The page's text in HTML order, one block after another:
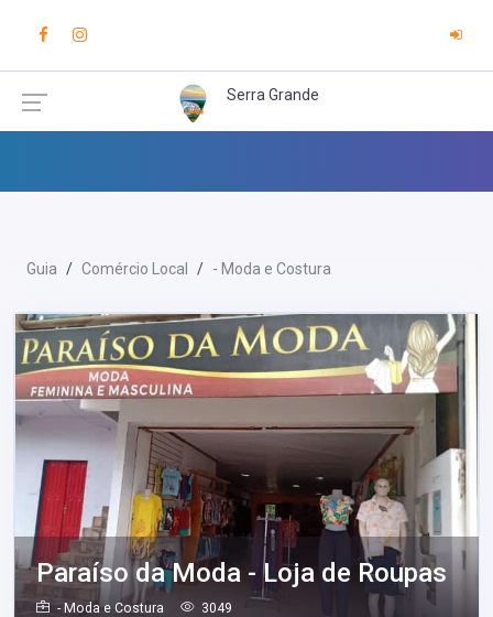
Serra Grande
Guia Comércio Local - Moda e Costura
Paraíso da Moda - Loja de Roupas
- Moda e Costura 3049